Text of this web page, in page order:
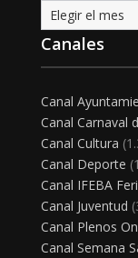
Archivo
Canales
Canal
Canal Carnaval
Canal Cultura
Canal Deporte
Canal IFEBA
Canal Juventud
Canal Plenos
Canal Semana